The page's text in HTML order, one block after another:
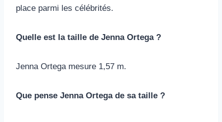
place parmi les célébrités.
Quelle est la taille de Jenna Ortega ?
Jenna Ortega mesure 1,57 m.
Que pense Jenna Ortega de sa taille ?